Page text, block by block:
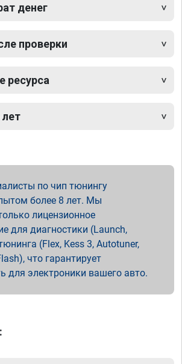
денег
проверки
ресурса
лет
по чип тюнингу
более 8 лет. Мы
лицензионное
для диагностики (Launch,
(Flex, Kess 3, Autotuner,
что гарантирует
для электроники вашего авто.